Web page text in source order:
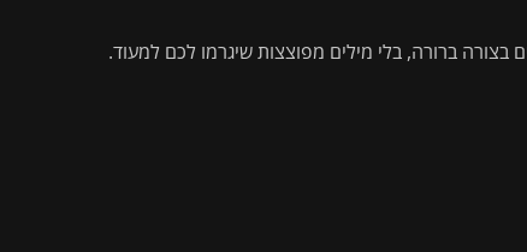
בצורה ברורה, בלי מילים מפוצצות שיגרמו לכם למעוד.